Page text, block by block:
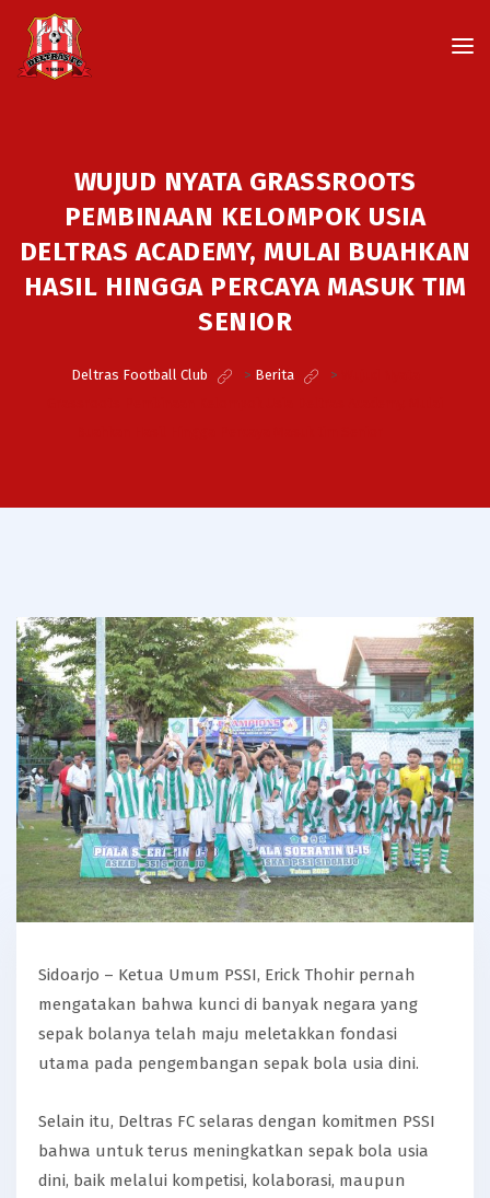
WUJUD NYATA GRASSROOTS
PEMBINAAN KELOMPOK USIA
DELTRAS ACADEMY, MULAI BUAHKAN
HASIL HINGGA PERCAYA MASUK TIM
SENIOR
Deltras Football Club > Berita >
Sidoarjo – Ketua Umum PSSI, Erick Thohir pernah
mengatakan bahwa kunci di banyak negara yang
sepak bolanya telah maju meletakkan fondasi
utama pada pengembangan sepak bola usia dini.
Selain itu, Deltras FC selaras dengan komitmen PSSI
bahwa untuk terus meningkatkan sepak bola usia
dini, baik melalui kompetisi, kolaborasi, maupun